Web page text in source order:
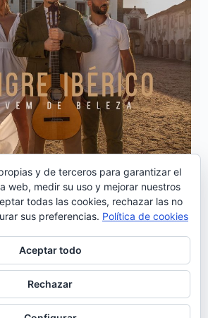
es el nuevo single que marca el
la banda portuguesa
aúnan fado y flamenco. El
que el grupo hizo, por
y representante del grupo,…
11/08/2021
y de terceros para garantizar el
web, medir su uso y mejorar nuestros
todas las cookies, rechazar las no
sus preferencias. Política de cookies
Aceptar todo
Rechazar